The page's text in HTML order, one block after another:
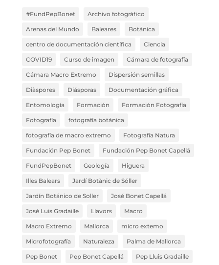
#FundPepBonet Archivo fotográfico
Arenas del Mundo Baleares Botánica
centro de documentación científica Ciencia
COVID19 Curso de imagen Cámara de fotografía
Cámara Macro Extremo Dispersión semillas
Diàspores Diásporas Documentación gráfica
Entomología Formación Formación Fotografía
Fotografía fotografía botánica
fotografía de macro extremo Fotografía Natura
Fundación Pep Bonet Fundación Pep Bonet Capellá
FundPepBonet Geología Higuera
Illes Balears Jardí Botànic de Sóller
Jardín Botánico de Soller José Bonet Capellá
José Luis Gradaille Llavors Macro
Macro Extremo Mallorca micro extemo
Microfotografía Naturaleza Palma de Mallorca
Pep Bonet Pep Bonet Capellá Pep Lluis Gradaille